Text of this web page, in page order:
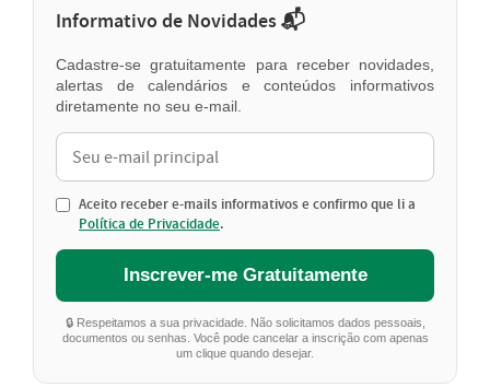
Informativo de Novidades 📬
Cadastre-se gratuitamente para receber novidades,
alertas de calendários e conteúdos informativos
diretamente no seu e-mail.
Aceito receber e-mails informativos e confirmo que li a
Política de Privacidade.
Inscrever-me Gratuitamente
🔒 Respeitamos a sua privacidade. Não solicitamos dados pessoais,
documentos ou senhas. Você pode cancelar a inscrição com apenas
um clique quando desejar.